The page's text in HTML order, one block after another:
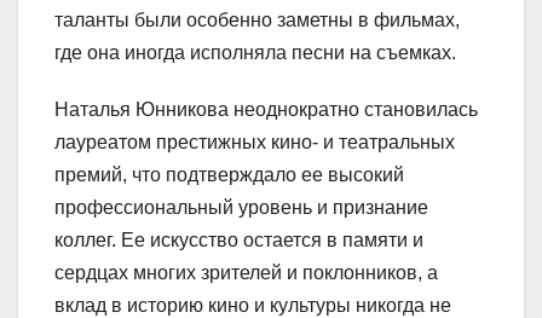
таланты были особенно заметны в фильмах,
где она иногда исполняла песни на съемках.
Наталья Юнникова неоднократно становилась
лауреатом престижных кино- и театральных
премий, что подтверждало ее высокий
профессиональный уровень и признание
коллег. Ее искусство остается в памяти и
сердцах многих зрителей и поклонников, а
вклад в историю кино и культуры никогда не